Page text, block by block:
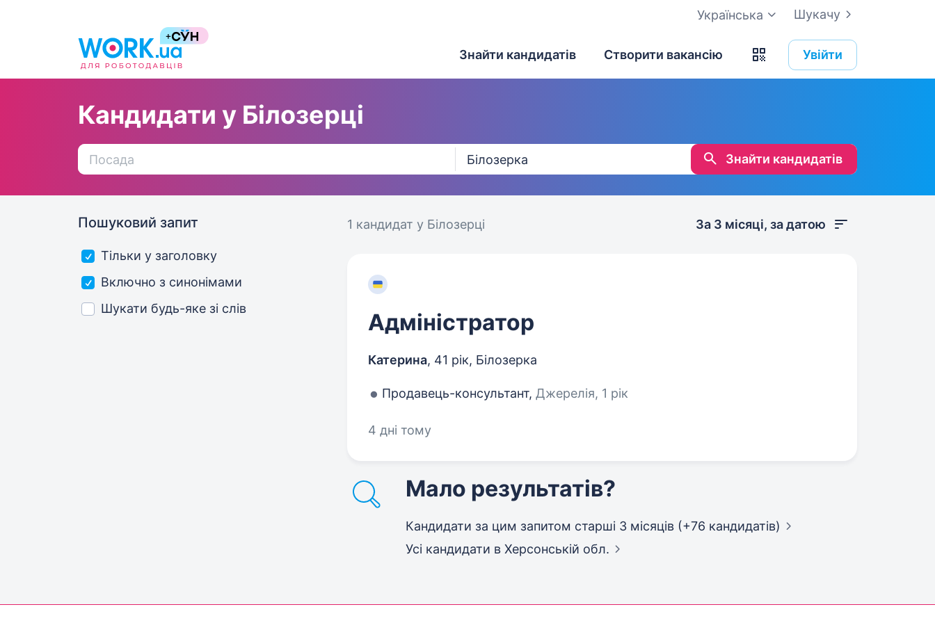
Шукачу
Українська
Знайти кандидатів Створити вакансію Увійти
Кандидати у Білозерці
Знайти кандидатів
Пошуковий запит
Тільки у заголовку
Включно з синонімами
Шукати будь-яке зі слів
1 кандидат у Білозерці За 3 місяці, за датою
Адміністратор
Катерина, 41 рік, Білозерка
Продавець-консультант, Джерелія, 1 рік
4 дні тому
Мало результатів?
Кандидати за цим запитом старші 3 місяців (+76 кандидатів)
Усі кандидати в Херсонській обл.